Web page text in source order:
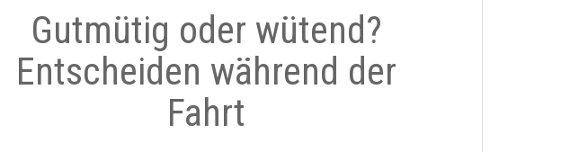
Gutmütig oder wütend?
Entscheiden während der
Fahrt